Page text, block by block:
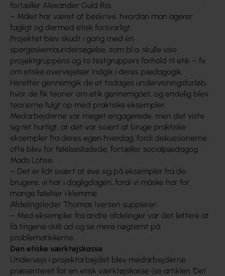
fortæller Alexander Guld Riis.
– Målet har været at beskrive, hvordan man agerer
fagligt og dermed etisk forsvarligt.
Projektet blev skudt i gang med en
spørgeskemaundersøgelse, som bl.a. skulle vise
projektgruppens og to testgruppers forhold til etik – fx
om etiske overvejelser indgik i deres pædagogik.
Herefter gennemgik de et todages undervisningsforløb,
hvor de fik teorier om etik gennemgået, og endelig blev
teorierne fulgt op med praktiske eksempler.
Medarbejderne var meget engagerede, men det viste
sig ret hurtigt, at det var svært at bruge praktiske
eksempler fra deres egen hverdag, fordi diskussionerne
ofte blev for følelsesladede, fortæller socialpædagog
Mads Lohse.
– Det er lidt svært at øve sig på eksempler fra de
brugere, vi har i dagligdagen, fordi vi måske har for
mange følelser i klemme.
Afdelingsleder Thomas Iversen supplerer:
– Med eksempler fra andre afdelinger var det lettere at
få tingene skilt ad og se mere nøgternt på
problematikkerne.
Den etiske værktøjskasse
Undervejs i projektarbejdet blev medarbejderne
præsenteret for en etisk værktøjskasse (se artiklen ‘Det